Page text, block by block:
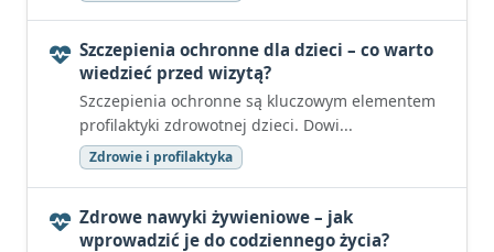
Szczepienia ochronne dla dzieci – co warto
wiedzieć przed wizytą?
Szczepienia ochronne są kluczowym elementem
profilaktyki zdrowotnej dzieci. Dowi...
Zdrowie i profilaktyka
Zdrowe nawyki żywieniowe – jak
wprowadzić je do codziennego życia?